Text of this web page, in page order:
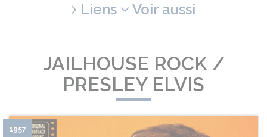
Liens
Voir aussi
JAILHOUSE ROCK /
PRESLEY ELVIS
1957